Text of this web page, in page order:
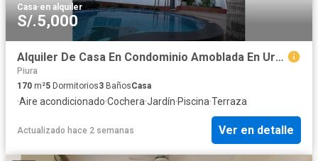
Casa·en alquiler
S/.5,000
Alquiler De Casa En Condominio Amoblada En Urb.Cocos Del Chipe//ID: 1185446
Piura
170 m²5 Dormitorios3 BañosCasa
·Aire acondicionado·Cochera·Jardín·Piscina·Terraza
Actualizado hace 2 semanas Ver en detalle